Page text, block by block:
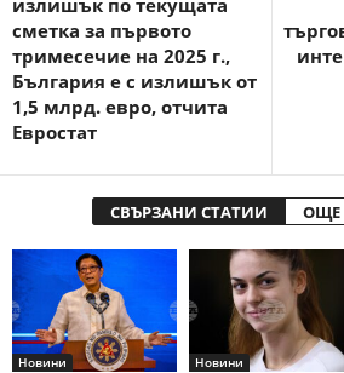
сметка за първото
тримесечие на 2025 г.,
България е с излишък от
1,5 млрд. евро, отчита
Евростат
СВЪРЗАНИ СТАТИИ ОЩЕ
Новини Новини